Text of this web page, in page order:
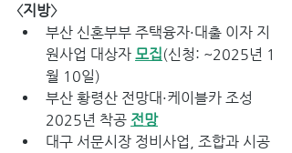
〈지방〉
부산 신혼부부 주택융자·대출 이자 지
원사업 대상자 모집(신청: ~2025년 1
월 10일)
부산 황령산 전망대·케이블카 조성
2025년 착공 전망
대구 서문시장 정비사업, 조합과 시공